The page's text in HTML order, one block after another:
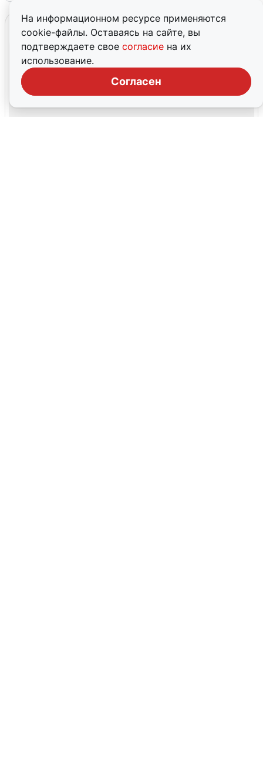
На информационном ресурсе применяются
cookie-файлы. Оставаясь на сайте, вы
подтверждаете свое согласие на их
использование.
Согласен